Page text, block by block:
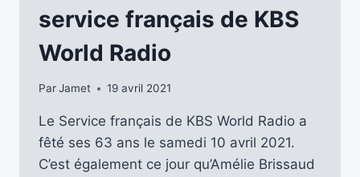
service français de KBS
World Radio
ParJamet 19 avril 2021
Le Service français de KBS World Radio a
fêté ses 63 ans le samedi 10 avril 2021.
C’est également ce jour qu’Amélie Brissaud